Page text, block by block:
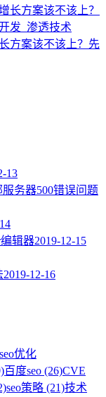
方案该不该上？先
13
服务器500错误问题
辑器2019-12-15
2019-12-16
seo优化
百度seo (26)CVE
seo策略 (21)技术